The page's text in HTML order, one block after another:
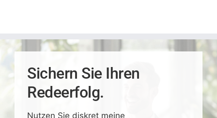
Sichern Sie Ihren
Redeerfolg.
Nutzen Sie diskretmeine